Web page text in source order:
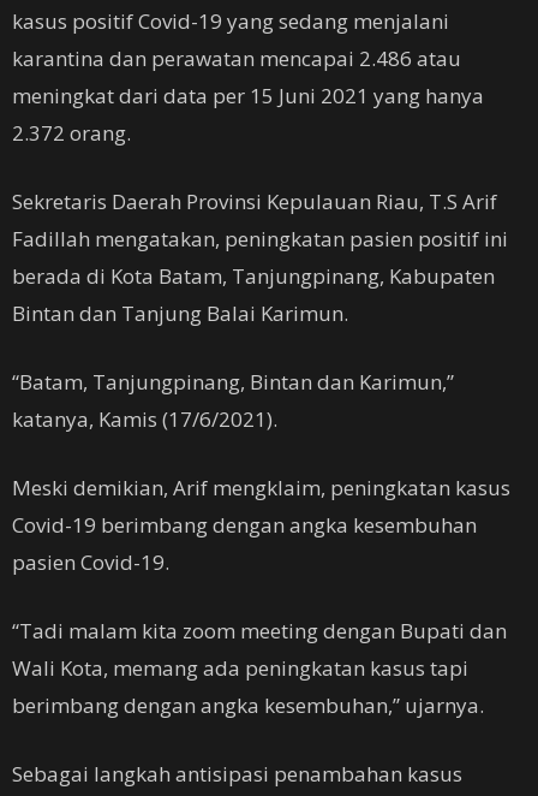
kasus positif Covid-19 yang sedang menjalani
karantina dan perawatan mencapai 2.486 atau
meningkat dari data per 15 Juni 2021 yang hanya
2.372 orang.
Sekretaris Daerah Provinsi Kepulauan Riau, T.S Arif
Fadillah mengatakan, peningkatan pasien positif ini
berada di Kota Batam, Tanjungpinang, Kabupaten
Bintan dan Tanjung Balai Karimun.
“Batam, Tanjungpinang, Bintan dan Karimun,”
katanya, Kamis (17/6/2021).
Meski demikian, Arif mengklaim, peningkatan kasus
Covid-19 berimbang dengan angka kesembuhan
pasien Covid-19.
“Tadi malam kita zoom meeting dengan Bupati dan
Wali Kota, memang ada peningkatan kasus tapi
berimbang dengan angka kesembuhan,” ujarnya.
Sebagai langkah antisipasi penambahan kasus